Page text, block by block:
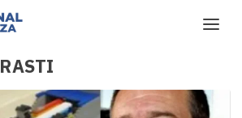
RASTI